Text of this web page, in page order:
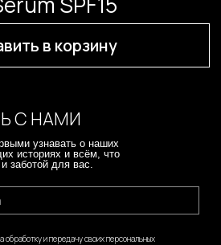
обработку и передачу своих персональных
С НАМИ
узнавать о наших
историях и всём, что
для вас.